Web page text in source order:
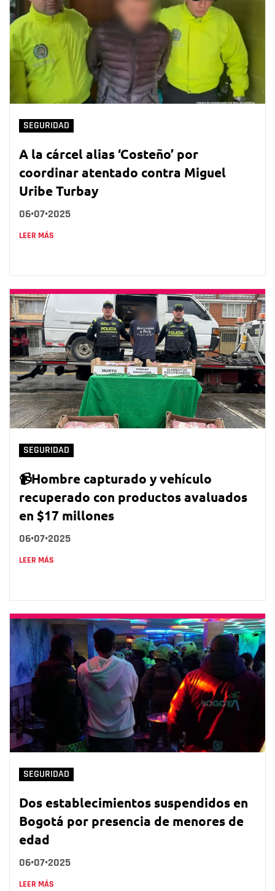
SEGURIDAD
A la cárcel alias ‘Costeño’ por
coordinar atentado contra Miguel
Uribe Turbay
06•07•2025
LEER MÁS
SEGURIDAD
📹Hombre capturado y vehículo
recuperado con productos avaluados
en $17 millones
06•07•2025
LEER MÁS
SEGURIDAD
Dos establecimientos suspendidos en
Bogotá por presencia de menores de
edad
06•07•2025
LEER MÁS